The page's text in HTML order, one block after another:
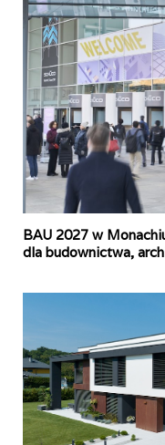
BAU 2027 w
dla budownictwa,